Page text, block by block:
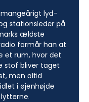
lyd-
stationsleder på
ældste
formår han at
et rum, hvor det
stof bliver taget
men altid
i øjenhøjde